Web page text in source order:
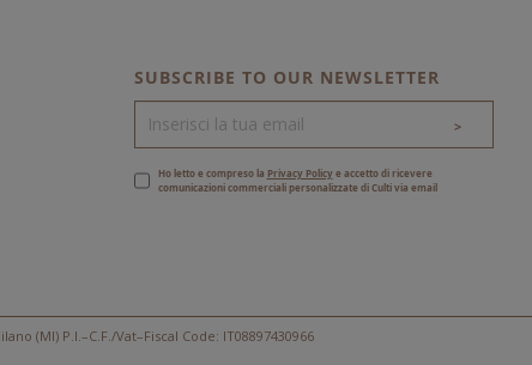
SUBSCRIBE TO OUR NEWSLETTER
>
Ho letto e compreso la Privacy Policy e accetto di ricevere
comunicazioni commerciali personalizzate di Culti via email
(MI) P.I.–C.F./Vat–Fiscal Code: IT08897430966